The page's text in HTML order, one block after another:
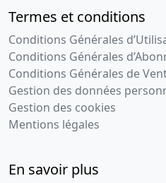
Termes et conditions
Conditions Générales
Conditions Générales
Conditions Générales de
Gestion des données
Gestion des cookies
Mentions légales
En savoir plus